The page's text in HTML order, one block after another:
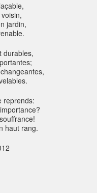
jardin,
durables,
reprends:
haut rang.